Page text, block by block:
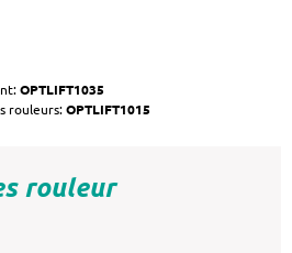
OPTLIFT1035
rouleurs:OPTLIFT1015
rouleur